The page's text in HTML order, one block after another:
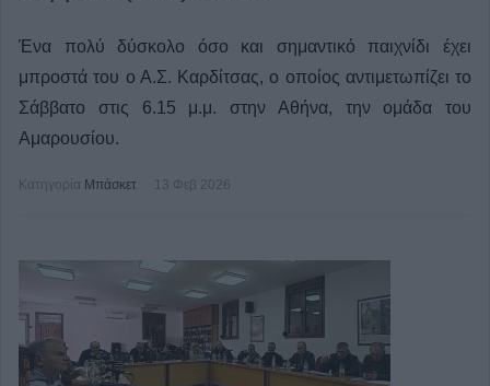
Ένα πολύ δύσκολο όσο και σημαντικό παιχνίδι έχει
μπροστά του ο Α.Σ. Καρδίτσας, ο οποίος αντιμετωπίζει το
Σάββατο στις 6.15 μ.μ. στην Αθήνα, την ομάδα του
Αμαρουσίου.
Κατηγορία Μπάσκετ 13 Φεβ 2026